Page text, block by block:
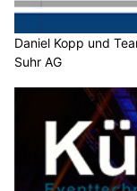
Daniel Kopp und
Suhr AG